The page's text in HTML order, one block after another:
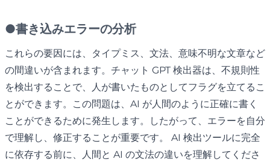
●書き込みエラーの分析
これらの要因には、タイプミス、文法、意味不明な文章など
の間違いが含まれます。チャット GPT 検出器は、不規則性
を検出することで、人が書いたものとしてフラグを立てるこ
とができます。この問題は、AI が人間のように正確に書く
ことができるために発生します。したがって、エラーを自分
で理解し、修正することが重要です。 AI 検出ツールに完全
に依存する前に、人間と AI の文法の違いを理解してくださ